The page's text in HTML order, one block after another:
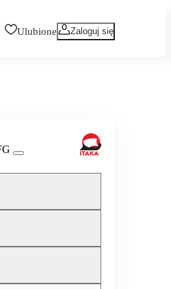
Ulubione Zaloguj się